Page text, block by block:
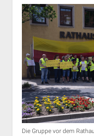
Die Gruppe vor dem